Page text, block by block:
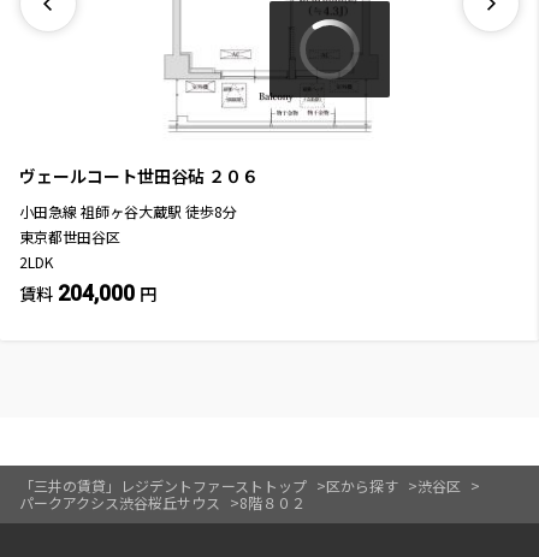
「三井の賃貸」レジデントファーストトップ 区から探す
渋谷区
パークアクシス渋谷桜丘サウス
8階８０２
ヴェールコート世田谷砧 ２０６
小田急線 祖師ヶ谷大蔵駅 徒歩8分
東京都世田谷区
2LDK
賃料 204,000 円